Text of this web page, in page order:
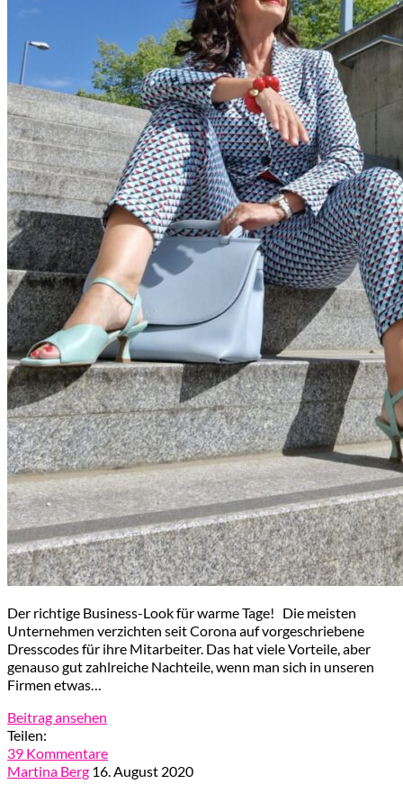
Der richtige Business-Look für warme Tage! Die meisten
Unternehmen verzichten seit Corona auf vorgeschriebene
Dresscodes für ihre Mitarbeiter. Das hat viele Vorteile, aber
genauso gut zahlreiche Nachteile, wenn man sich in unseren
Firmen etwas…
Beitrag ansehen
Teilen:
39 Kommentare
Martina Berg 16. August 2020